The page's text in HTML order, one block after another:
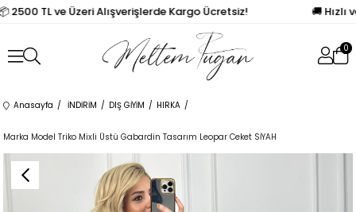
2500 TL ve Üzeri Alışverişlerde Kargo Ücretsiz! 🚚
0
Anasayfa İNDİRİM DIŞ GİYİM HIRKA
Marka Model Triko Mixli Üstü Gabardin Tasarım Leopar Ceket SİYAH